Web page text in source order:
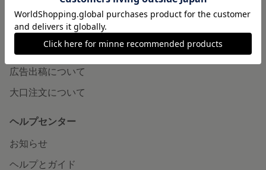
minneの本
企業の方へ
広告出稿について
大口注文について
ヘルプセンター
お知らせ
ヘルプとガイド